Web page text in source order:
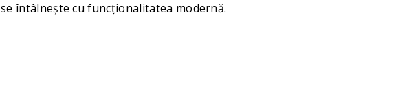
se întâlnește cu funcționalitatea modernă.